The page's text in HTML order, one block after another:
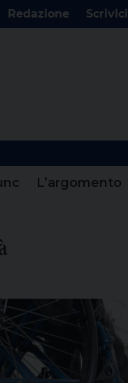
Redazione Scrivici
L’argomento